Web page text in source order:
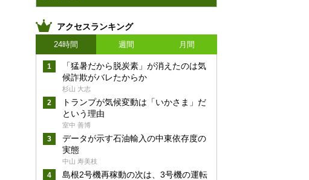
アクセスランキング
24時間 週間 月間
「猛暑だから脱炭素」が消えたのは気
候詐欺がバレたからか
杉山 大志
トランプが気候変動は「いかさま」だ
という理由
室中 善博
データが示す石油輸入の中東依存度の
実態
中山 寿美枝
島根2号機再稼動の次は、3号機の運転